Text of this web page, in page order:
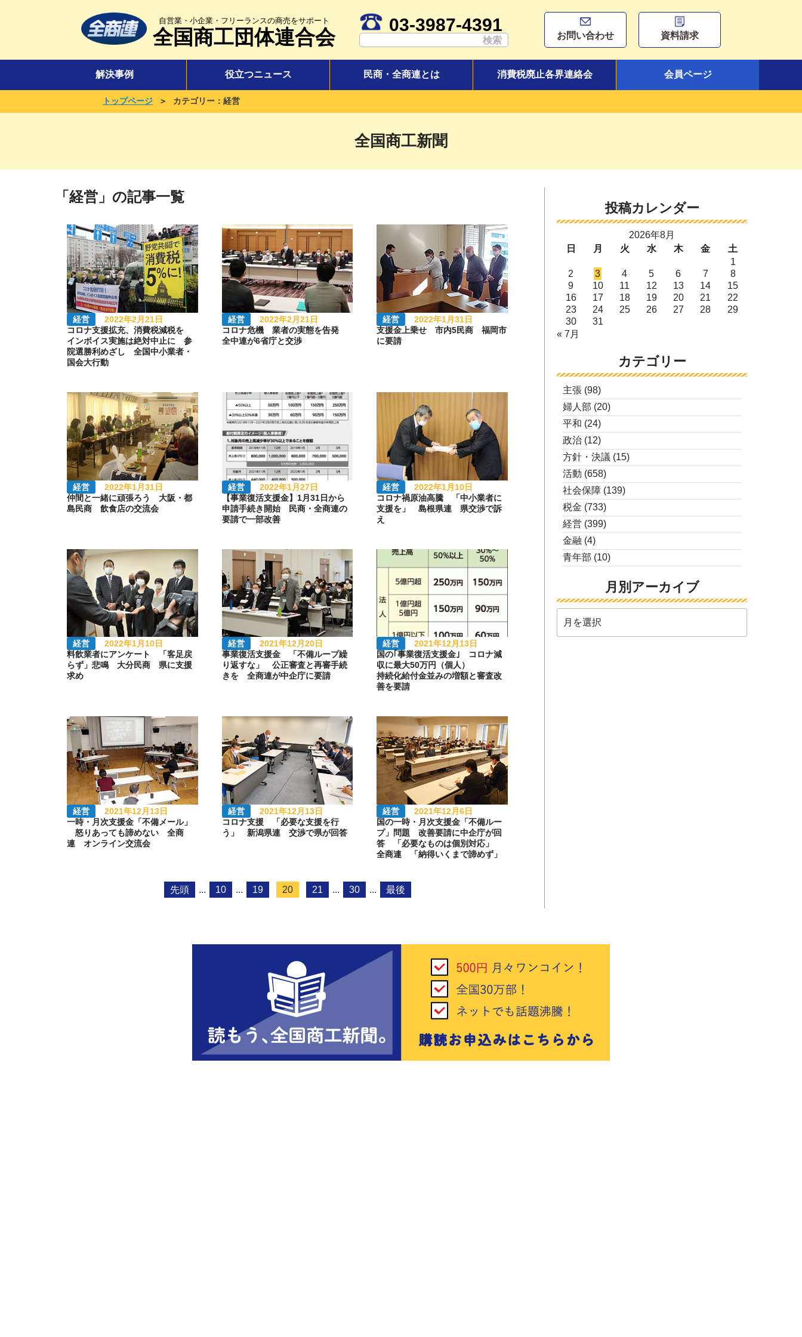
自営業・小企業・フリーランスの商売をサポート
全国商工団体連合会
03-3987-4391
お問い合わせ 資料請求
解決事例 役立つニュース 民商・全商連とは 消費税廃止各界連絡会 会員ページ
トップページ ＞ カテゴリー：経営
全国商工新聞
「経営」の記事一覧
経営
2022年2月21日
コロナ支援拡充、消費税減税を
インボイス実施は絶対中止に 参
院選勝利めざし 全国中小業者・
国会大行動
経営
2022年2月21日
コロナ危機 業者の実態を告発
全中連が6省庁と交渉
経営
2022年1月31日
支援金上乗せ 市内5民商 福岡市
に要請
経営
2022年1月31日
仲間と一緒に頑張ろう 大阪・都
島民商 飲食店の交流会
経営
2022年1月27日
【事業復活支援金】1月31日から
申請手続き開始 民商・全商連の
要請で一部改善
経営
2022年1月10日
コロナ禍原油高騰 「中小業者に
支援を」 島根県連 県交渉で訴
え
経営
2022年1月10日
料飲業者にアンケート 「客足戻
らず」悲鳴 大分民商 県に支援
求め
経営
2021年12月20日
事業復活支援金 「不備ループ繰
り返すな」 公正審査と再審手続
きを 全商連が中企庁に要請
経営
2021年12月13日
国の｢事業復活支援金｣ コロナ減
収に最大50万円（個人）
持続化給付金並みの増額と審査改
善を要請
経営
2021年12月13日
一時・月次支援金「不備メール」
怒りあっても諦めない 全商
連 オンライン交流会
経営
2021年12月13日
コロナ支援 「必要な支援を行
う」 新潟県連 交渉で県が回答
経営
2021年12月6日
国の一時・月次支援金「不備ルー
プ」問題 改善要請に中企庁が回
答 「必要なものは個別対応」
全商連 「納得いくまで諦めず」
先頭 ... 10 ... 19 20 21 ... 30 ... 最後
投稿カレンダー
2026年8月
日
月 火 水 木 金
土
1
2
3 4 5 6 7
8
9
10 11 12 13 14
15
16
17 18 19 20 21
22
23
24 25 26 27 28
29
30
31
« 7月
カテゴリー
主張 (98)
婦人部 (20)
平和 (24)
政治 (12)
方針・決議 (15)
活動 (658)
社会保障 (139)
税金 (733)
経営 (399)
金融 (4)
青年部 (10)
月別アーカイブ
別
ア